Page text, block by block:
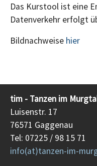
Das Kurstool ist eine
Datenverkehr erfolgt
Bildnachweise hier
tim - Tanzen im
Luisenstr. 17
76571 Gaggenau
Tel: 07225 / 98 15 71
info(at)tanzen-im-